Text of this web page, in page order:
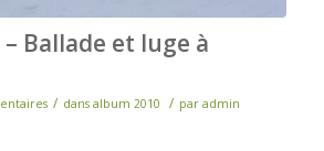
Ballade et luge à
/ dans album 2010 / par admin